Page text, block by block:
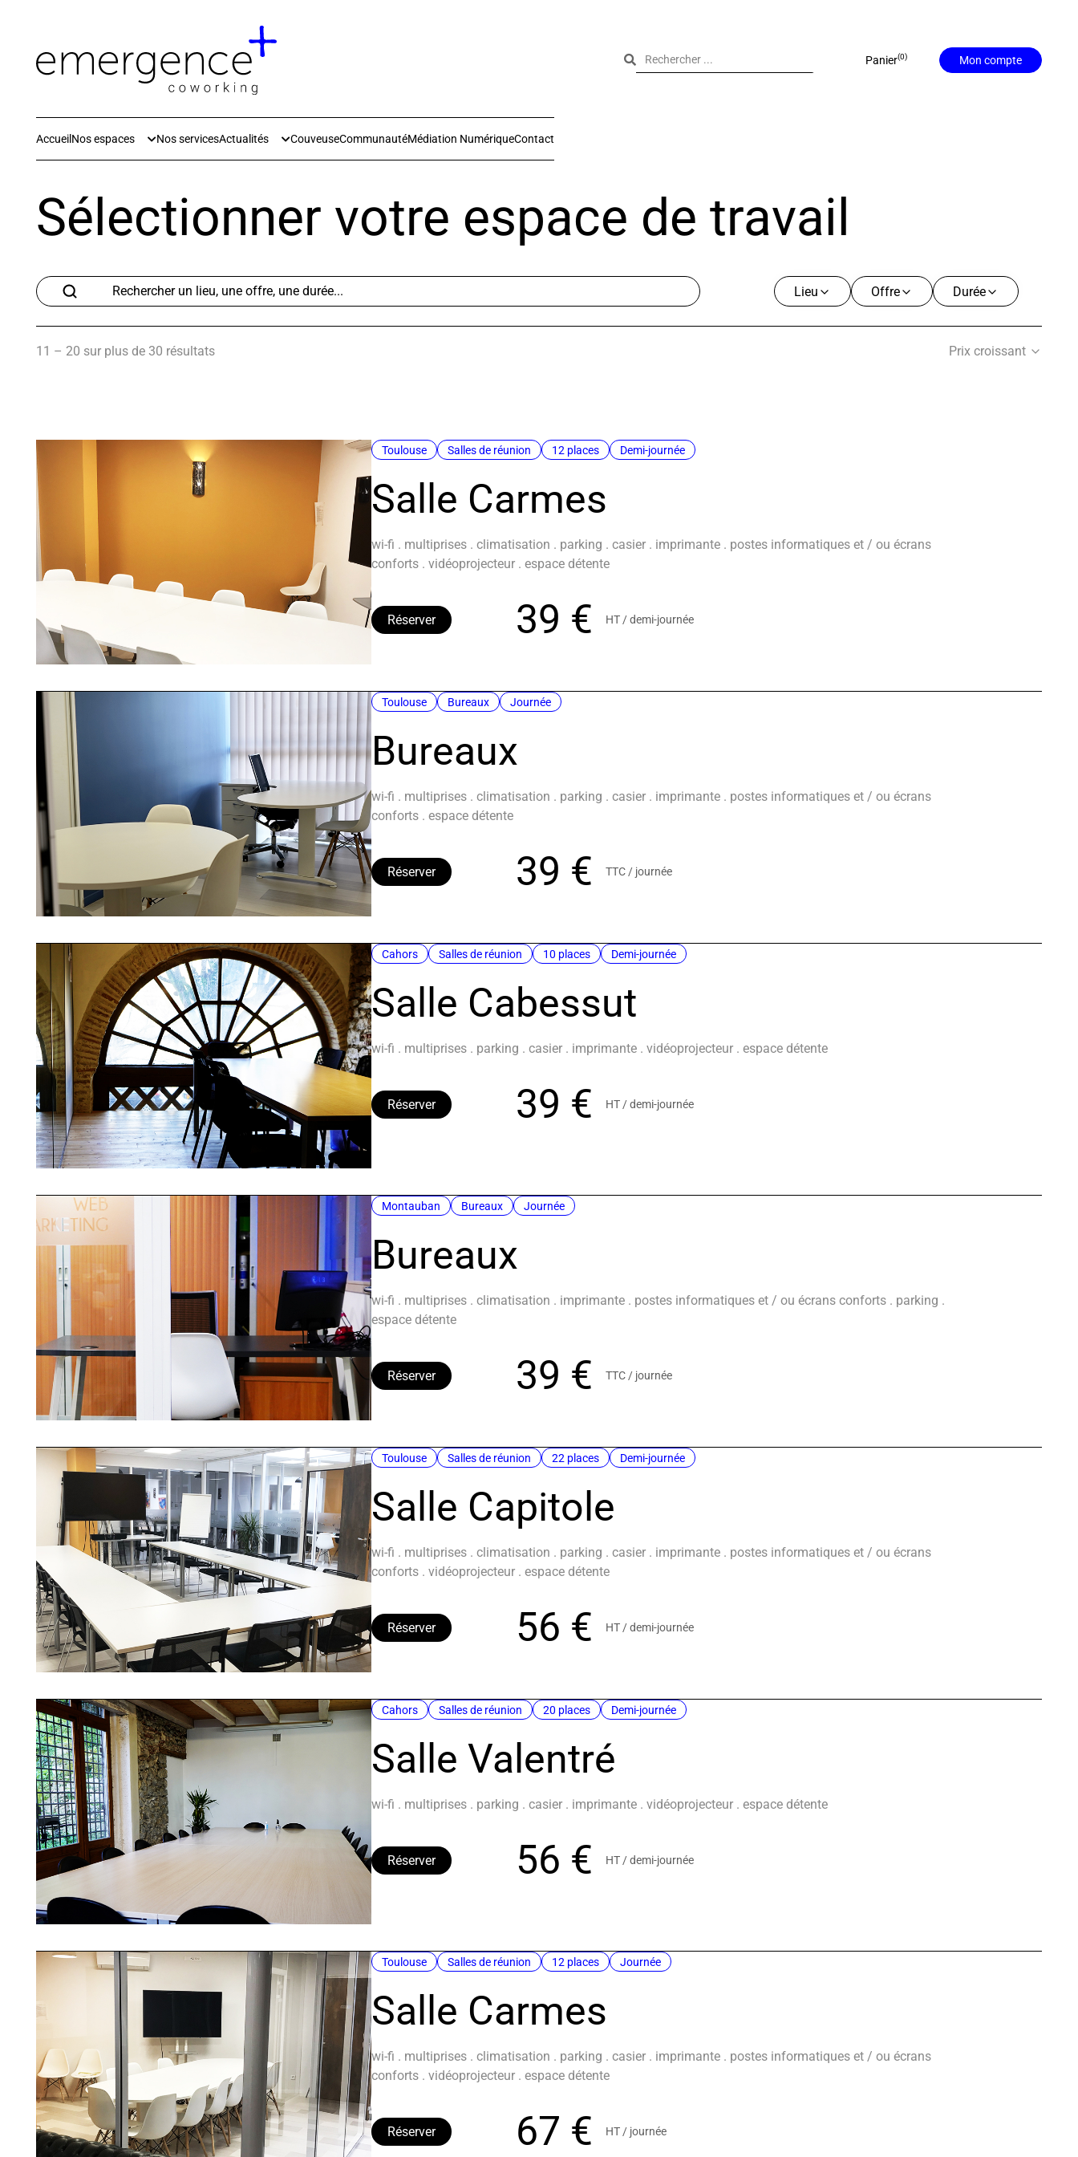
Panier 0 Mon compte
Accueil Nos espaces Nos servicesActualités CouveuseCommunautéMédiation NumériqueContact
Sélectionner votre espace de travail
Lieu Offre Durée
11 – 20 sur plus de 30 résultats Prix croissant
Toulouse Salles de réunion 12 places Demi-journée
Salle Carmes
wi-fi . multiprises . climatisation . parking . casier . imprimante . postes informatiques et / ou écrans
conforts . vidéoprojecteur . espace détente
39 € HT / demi-journée
Réserver
Toulouse Bureaux Journée
Bureaux
wi-fi . multiprises . climatisation . parking . casier . imprimante . postes informatiques et / ou écrans
conforts . espace détente
39 € TTC / journée
Réserver
Cahors Salles de réunion 10 places Demi-journée
Salle Cabessut
wi-fi . multiprises . parking . casier . imprimante . vidéoprojecteur . espace détente
39 € HT / demi-journée
Réserver
Montauban Bureaux Journée
Bureaux
wi-fi . multiprises . climatisation . imprimante . postes informatiques et / ou écrans conforts . parking .
espace détente
39 € TTC / journée
Réserver
Toulouse Salles de réunion 22 places Demi-journée
Salle Capitole
wi-fi . multiprises . climatisation . parking . casier . imprimante . postes informatiques et / ou écrans
conforts . vidéoprojecteur . espace détente
56 € HT / demi-journée
Réserver
Cahors Salles de réunion 20 places Demi-journée
Salle Valentré
wi-fi . multiprises . parking . casier . imprimante . vidéoprojecteur . espace détente
56 € HT / demi-journée
Réserver
Toulouse Salles de réunion 12 places Journée
Salle Carmes
wi-fi . multiprises . climatisation . parking . casier . imprimante . postes informatiques et / ou écrans
conforts . vidéoprojecteur . espace détente
67 € HT / journée
Réserver